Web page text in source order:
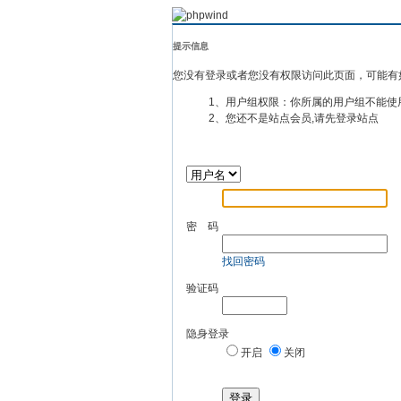
提示信息
您没有登录或者您没有权限访问此页面，可能有
1、用户组权限：你所属的用户组不能使
2、您还不是站点会员,请先登录站点
密 码
找回密码
验证码
隐身登录
开启
关闭
登录